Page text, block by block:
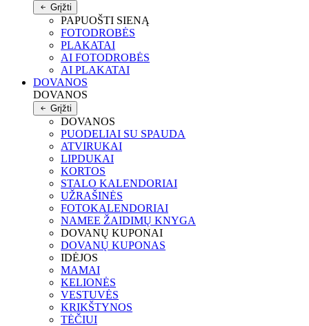
Grįžti
PAPUOŠTI SIENĄ
FOTODROBĖS
PLAKATAI
AI FOTODROBĖS
AI PLAKATAI
DOVANOS
DOVANOS
Grįžti
DOVANOS
PUODELIAI SU SPAUDA
ATVIRUKAI
LIPDUKAI
KORTOS
STALO KALENDORIAI
UŽRAŠINĖS
FOTOKALENDORIAI
NAMEE ŽAIDIMŲ KNYGA
DOVANŲ KUPONAI
DOVANŲ KUPONAS
IDĖJOS
MAMAI
KELIONĖS
VESTUVĖS
KRIKŠTYNOS
TĖČIUI